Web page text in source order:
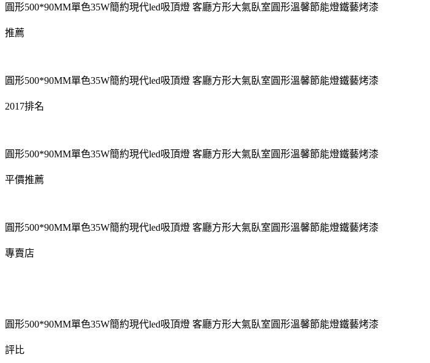
圓形500*90MM單色35W簡約現代led吸頂燈 客廳方形大氣臥室圓形溫馨節能燈鐵藝烤漆
推薦
圓形500*90MM單色35W簡約現代led吸頂燈 客廳方形大氣臥室圓形溫馨節能燈鐵藝烤漆
2017排名
圓形500*90MM單色35W簡約現代led吸頂燈 客廳方形大氣臥室圓形溫馨節能燈鐵藝烤漆
平價推薦
圓形500*90MM單色35W簡約現代led吸頂燈 客廳方形大氣臥室圓形溫馨節能燈鐵藝烤漆
專賣店
圓形500*90MM單色35W簡約現代led吸頂燈 客廳方形大氣臥室圓形溫馨節能燈鐵藝烤漆
評比